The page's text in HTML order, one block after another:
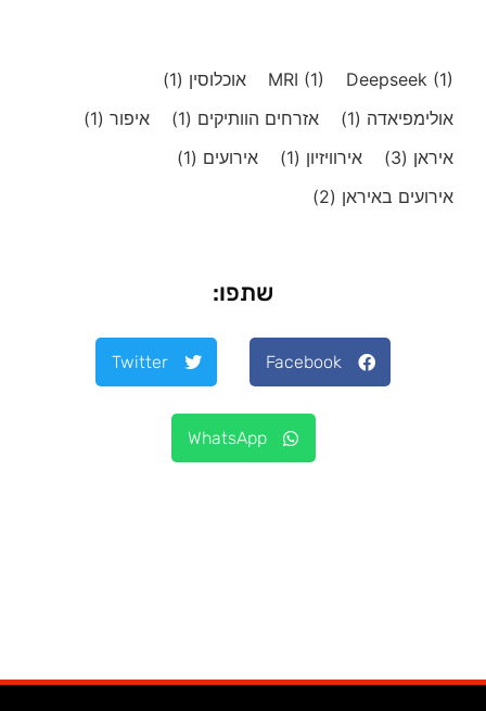
Deepseek (1)
MRI (1) אוכלוסין (1)
אולימפיאדה (1) אזרחים הוותיקים (1) איפור (1)
איראן (3) אירוויזיון (1) אירועים (1)
אירועים באיראן (2)
שתפו:
Facebook
Twitter
WhatsApp